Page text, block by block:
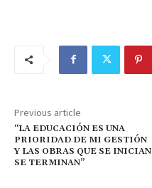
Previous article
“LA EDUCACIÓN ES UNA
PRIORIDAD DE MI GESTIÓN
Y LAS OBRAS QUE SE INICIAN
SE TERMINAN”